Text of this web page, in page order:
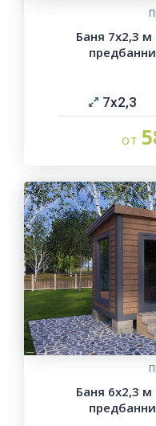
Баня 7х2,3
7х2,3
Баня 6х2,3